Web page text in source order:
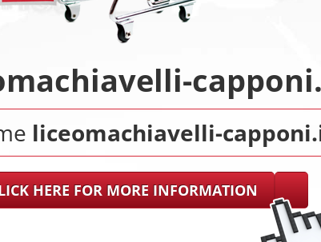
liceomachiavelli-
HERE FOR MORE INFORMATION